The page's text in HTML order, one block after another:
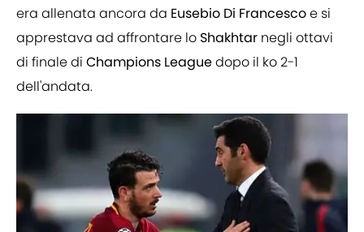
era allenata ancora da Eusebio Di Francescoe si
apprestava ad affrontare lo Shakhtar negli ottavi
di finale di Champions Leaguedopo il ko 2-1
dell'andata.